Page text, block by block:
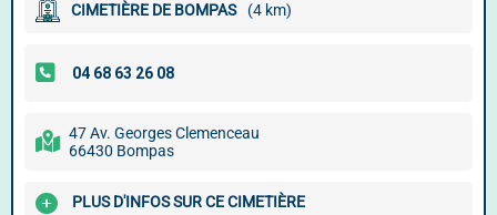
CIMETIÈRE DE BOMPAS (4 km)
47 Av. Georges Clemenceau
66430 Bompas
PLUS D'INFOS SUR CE CIMETIÈRE